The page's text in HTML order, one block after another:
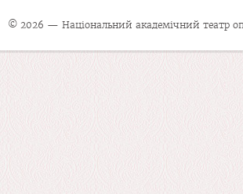
© 2026 — Національний академічний театр